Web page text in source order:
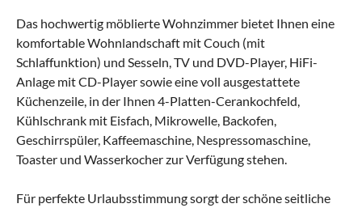
Das hochwertig möblierte Wohnzimmer bietet Ihnen eine
komfortable Wohnlandschaft mit Couch (mit
Schlaffunktion) und Sesseln, TV und DVD-Player, HiFi-
Anlage mit CD-Player sowie eine voll ausgestattete
Küchenzeile, in der Ihnen 4-Platten-Cerankochfeld,
Kühlschrank mit Eisfach, Mikrowelle, Backofen,
Geschirrspüler, Kaffeemaschine, Nespressomaschine,
Toaster und Wasserkocher zur Verfügung stehen.
Für perfekte Urlaubsstimmung sorgt der schöne seitliche